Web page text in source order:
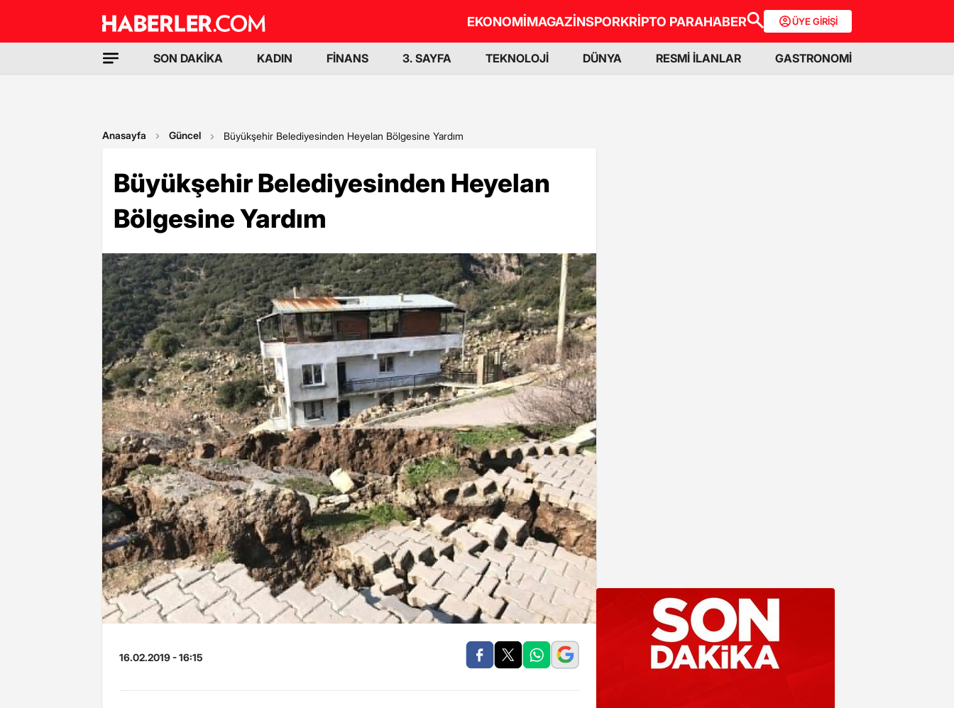
EKONOMİMAGAZİNSPORKRİPTO PARAHABER ÜYE GİRİŞİ
SON DAKİKA KADIN FİNANS 3. SAYFA TEKNOLOJİ DÜNYA RESMİ İLANLAR GASTRONOMİ
Anasayfa Güncel Büyükşehir Belediyesinden Heyelan Bölgesine Yardım
Büyükşehir Belediyesinden Heyelan
Bölgesine Yardım
16.02.2019 - 16:15